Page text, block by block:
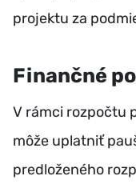
projektu za
Finančné
V rámci rozpočtu
môže uplatniť
predloženého